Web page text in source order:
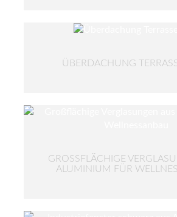
ÜBERDACHUNG
GROSSFLÄCHIGE
LUMINIUM FÜR